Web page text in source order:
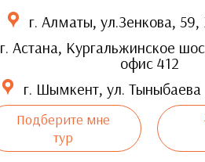
г. Алматы, ул.Зенкова,
г. Астана, Кургальжинское
офис 412
г. Шымкент, ул.
Подберите мне
тур